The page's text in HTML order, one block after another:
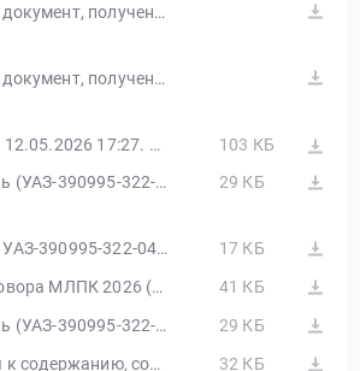
Электронный документ, полученный из внешней системы
Электронный документ, полученный из внешней системы
Изменения от 12.05.2026 17:27. ЭТП ГПБ
103 КБ
ТЗ автомобиль (УАЗ-390995-322-04).docx
29 КБ
Расчет НМЦК УАЗ-390995-322-04.xlsx
17 КБ
2 Проект Договора МЛПК 2026 (1).docx
41 КБ
ТЗ автомобиль (УАЗ-390995-322-04).docx
29 КБ
3. Требования к содержанию, составу заявки на участие в закупке.docx
32 КБ